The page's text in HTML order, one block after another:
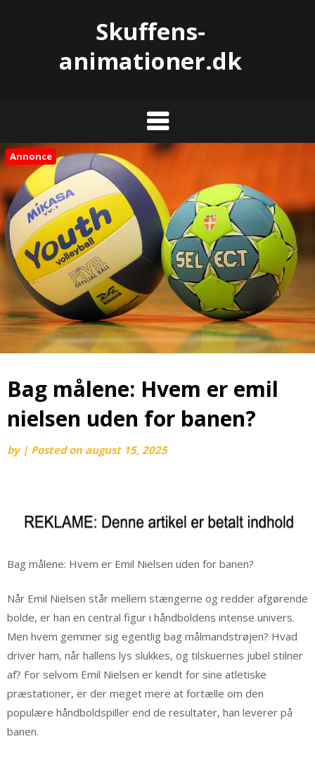
Skuffens-
animationer.dk
Annonce
Bag målene: Hvem er emil
nielsen uden for banen?
by | Posted on august 15, 2025
Bag målene: Hvem er Emil Nielsen uden for banen?
Når Emil Nielsen står mellem stængerne og redder afgørende
bolde, er han en central figur i håndboldens intense univers.
Men hvem gemmer sig egentlig bag målmandstrøjen? Hvad
driver ham, når hallens lys slukkes, og tilskuernes jubel stilner
af? For selvom Emil Nielsen er kendt for sine atletiske
præstationer, er der meget mere at fortælle om den
populære håndboldspiller end de resultater, han leverer på
banen.